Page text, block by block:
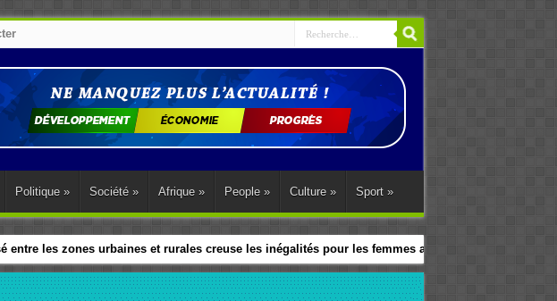
Politique » Société » Afrique » People » Culture » Sport »
les zones urbaines et rurales creuse les inégalités pour les femmes africaines
de l’Ouest adopte le programme d’action régional d’Abuja.